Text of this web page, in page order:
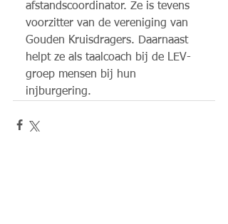
afstandscoordinator. Ze is tevens
voorzitter van de vereniging van
Gouden Kruisdragers. Daarnaast
helpt ze als taalcoach bij de LEV-
groep mensen bij hun
injburgering.